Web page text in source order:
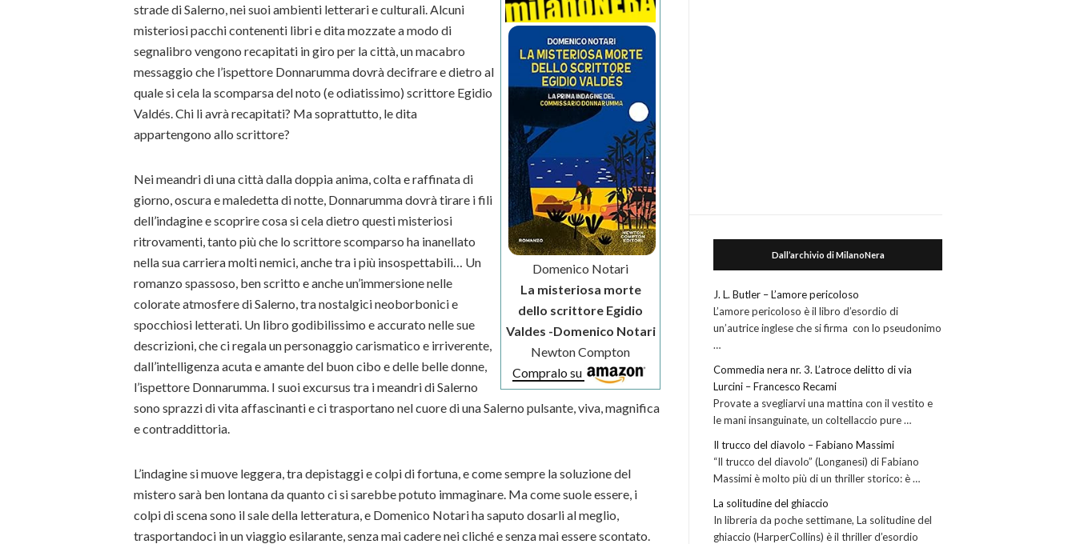
Domenico Notari
La misteriosa morte
dello scrittore Egidio
Valdes -Domenico Notari
Newton Compton
Compralo su
strade di Salerno, nei suoi ambienti letterari e culturali. Alcuni
misteriosi pacchi contenenti libri e dita mozzate a modo di
segnalibro vengono recapitati in giro per la città, un macabro
messaggio che l’ispettore Donnarumma dovrà decifrare e dietro al
quale si cela la scomparsa del noto (e odiatissimo) scrittore Egidio
Valdés. Chi li avrà recapitati? Ma soprattutto, le dita
appartengono allo scrittore?
Nei meandri di una città dalla doppia anima, colta e raffinata di
giorno, oscura e maledetta di notte, Donnarumma dovrà tirare i fili
dell’indagine e scoprire cosa si cela dietro questi misteriosi
ritrovamenti, tanto più che lo scrittore scomparso ha inanellato
nella sua carriera molti nemici, anche tra i più insospettabili… Un
romanzo spassoso, ben scritto e anche un’immersione nelle
colorate atmosfere di Salerno, tra nostalgici neoborbonici e
spocchiosi letterati. Un libro godibilissimo e accurato nelle sue
descrizioni, che ci regala un personaggio carismatico e irriverente,
dall’intelligenza acuta e amante del buon cibo e delle belle donne,
l’ispettore Donnarumma. I suoi excursus tra i meandri di Salerno
sono sprazzi di vita affascinanti e ci trasportano nel cuore di una Salerno pulsante, viva, magnifica
e contraddittoria.
L’indagine si muove leggera, tra depistaggi e colpi di fortuna, e come sempre la soluzione del
mistero sarà ben lontana da quanto ci si sarebbe potuto immaginare. Ma come suole essere, i
colpi di scena sono il sale della letteratura, e Domenico Notari ha saputo dosarli al meglio,
trasportandoci in un viaggio esilarante, senza mai cadere nei cliché e senza mai essere scontato.
Dall’archivio di MilanoNera
J. L. Butler – L’amore pericoloso
L’amore pericoloso è il libro d’esordio di
un’autrice inglese che si firma con lo pseudonimo
…
Commedia nera nr. 3. L’atroce delitto di via
Lurcini – Francesco Recami
Provate a svegliarvi una mattina con il vestito e
le mani insanguinate, un coltellaccio pure …
Il trucco del diavolo – Fabiano Massimi
“Il trucco del diavolo” (Longanesi) di Fabiano
Massimi è molto più di un thriller storico: è …
La solitudine del ghiaccio
In libreria da poche settimane, La solitudine del
ghiaccio (HarperCollins) è il thriller d’esordio